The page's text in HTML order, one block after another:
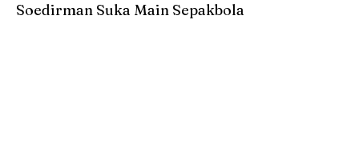
Soedirman Suka Main Sepakbola